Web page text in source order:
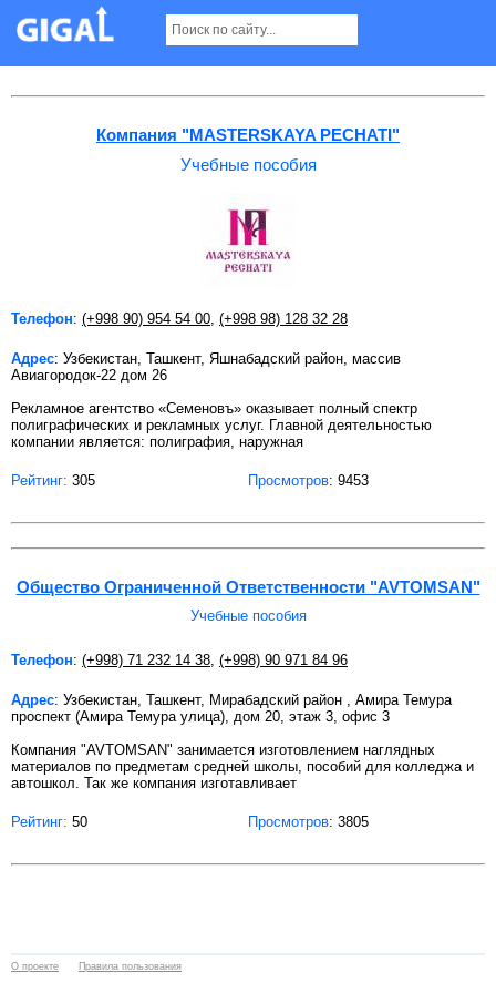
Учебные пособия в Ташкенте
Компания "MASTERSKAYA PECHATI"
Учебные пособия
Телефон: (+998 90) 954 54 00 (+998 98) 128 32 28
Адрес: Узбекистан, Ташкент, Яшнабадский район, массив
Авиагородок-22 дом 26
Рекламное агентство «Семеновъ» оказывает полный спектр
полиграфических и рекламных услуг. Главной деятельностью
компании является: полиграфия, наружная
Рейтинг: 305 Просмотров: 9453
Общество Ограниченной Ответственности "AVTOMSAN"
Учебные пособия
Телефон: (+998) 71 232 14 38, (+998) 90 971 84 96
Адрес: Узбекистан, Ташкент, Мирабадский район , Амира Темура
проспект (Амира Темура улица), дом 20, этаж 3, офис 3
Компания "AVTOMSAN" занимается изготовлением наглядных
материалов по предметам средней школы, пособий для колледжа и
автошкол. Так же компания изготавливает
Рейтинг: 50 Просмотров: 3805
О проекте Правила пользования